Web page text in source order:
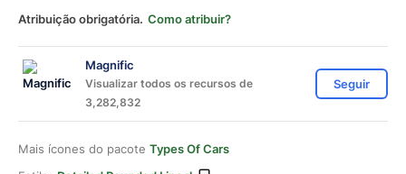
Atribuição obrigatória. Como atribuir?
Magnific
Visualizar todos os recursos de
3,282,832
Seguir
Mais ícones do pacote Types Of Cars